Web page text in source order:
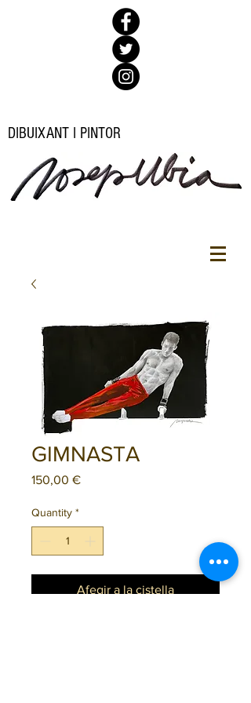
DIBUIXANT I PINTOR
GIMNASTA
150,00 €Price
Quantity *
Afegir a la cistella